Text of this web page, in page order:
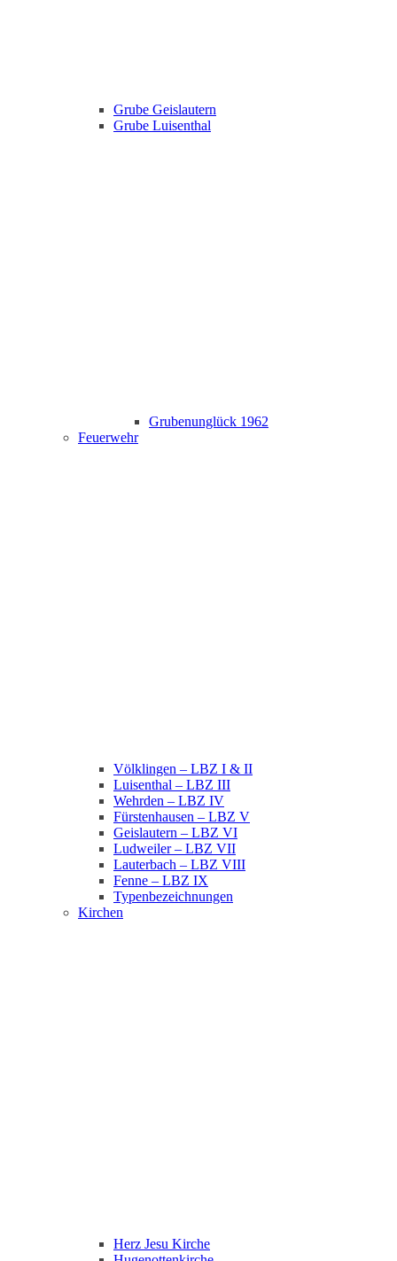
Grube Geislautern
Grube Luisenthal
Grubenunglück 1962
Feuerwehr
Völklingen – LBZ I & II
Luisenthal – LBZ III
Wehrden – LBZ IV
Fürstenhausen – LBZ V
Geislautern – LBZ VI
Ludweiler – LBZ VII
Lauterbach – LBZ VIII
Fenne – LBZ IX
Typenbezeichnungen
Kirchen
Herz Jesu Kirche